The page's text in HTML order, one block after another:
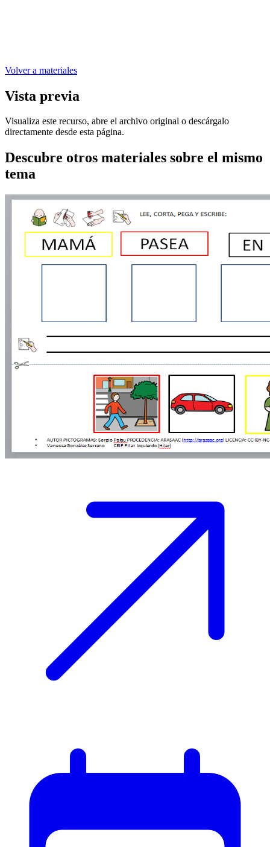
Volver a materiales
Vista previa
Visualiza este recurso, abre el archivo original o descárgalo
directamente desde esta página.
Descubre otros materiales sobre el mismo
tema